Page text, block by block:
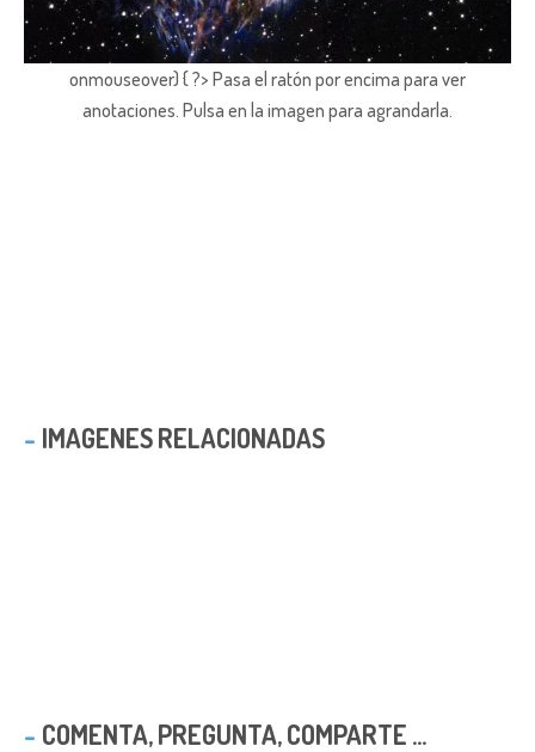
onmouseover) { ?> Pasa el ratón por encima para ver
anotaciones. Pulsa en la imagen para agrandarla.
IMAGENES RELACIONADAS
COMENTA, PREGUNTA, COMPARTE ...